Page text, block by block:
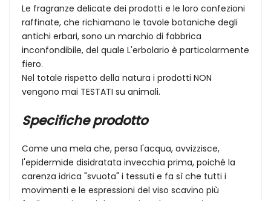
Le fragranze delicate dei prodotti e le loro confezioni
raffinate, che richiamano le tavole botaniche degli
antichi erbari, sono un marchio di fabbrica
inconfondibile, del quale L'erbolario è particolarmente
fiero.
Nel totale rispetto della natura i prodotti NON
vengono mai TESTATI su animali.
Specifiche prodotto
Come una mela che, persa l'acqua, avvizzisce,
l'epidermide disidratata invecchia prima, poiché la
carenza idrica "svuota" i tessuti e fa sì che tutti i
movimenti e le espressioni del viso scavino più